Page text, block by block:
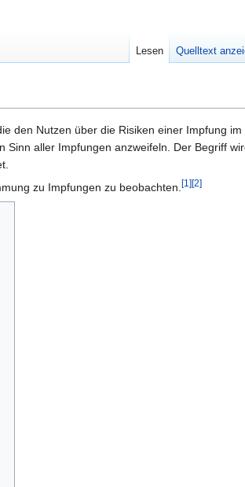
den Nutzen über die Risiken einer Impfung im
Sinn aller Impfungen anzweifeln. Der Begriff
zu Impfungen zu beobachten.[1][2]
Lesen Quelltext